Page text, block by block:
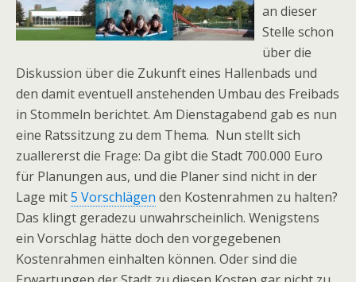
an dieser
Stelle schon
über die
Diskussion über die Zukunft eines Hallenbads und
den damit eventuell anstehenden Umbau des Freibads
in Stommeln berichtet. Am Dienstagabend gab es nun
eine Ratssitzung zu dem Thema. Nun stellt sich
zuallererst die Frage: Da gibt die Stadt 700.000 Euro
für Planungen aus, und die Planer sind nicht in der
Lage mit5 Vorschlägen den Kostenrahmen zu halten?
Das klingt geradezu unwahrscheinlich. Wenigstens
ein Vorschlag hätte doch den vorgegebenen
Kostenrahmen einhalten können. Oder sind die